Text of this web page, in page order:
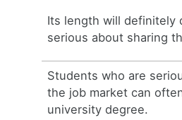
Its length will definitely
serious about sharing
Students who are
the job market can
university degree.